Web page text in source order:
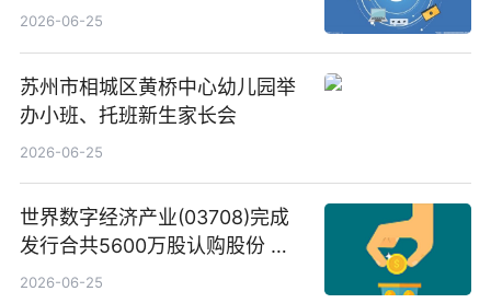
C料价格微幅下跌
2026-06-25
苏州市相城区黄桥中心幼儿园举
办小班、托班新生家长会
2026-06-25
世界数字经济产业(03708)完成
发行合共5600万股认购股份 净
筹约1007万港元 独家焦点
2026-06-25